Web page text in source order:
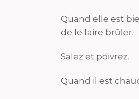
Quand elle est
de le faire brûler.
Salez et poivrez.
Quand il est